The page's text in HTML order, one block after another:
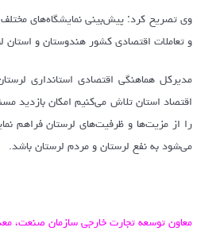
وی تصریح کرد: پیش‌بینی نمایشگاه‌های
و تعاملات اقتصادی کشور هندوستان و استان
مدیرکل هماهنگی اقتصادی استانداری
اقتصاد استان تلاش می‌کنیم امکان بازدید
را از مزیت‌ها و ظرفیت‌های لرستان فراهم
می‌شود به نفع لرستان و مردم لرستان باشد.
معاون توسعه تجارت خارجی سازمان صنعت،